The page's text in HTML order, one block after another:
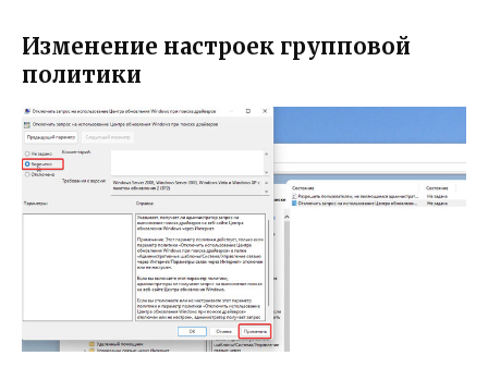
Изменение настроек групповой
политики